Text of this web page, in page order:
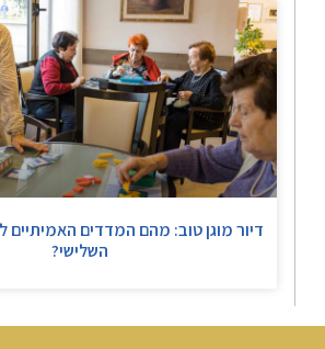
דיור מוגן טוב: מהם המדדים האמיתיים
השלישי?